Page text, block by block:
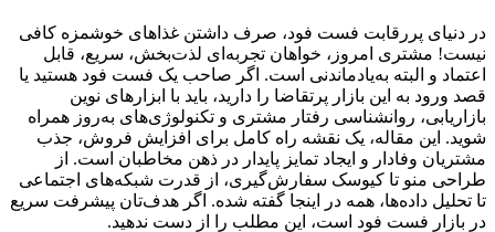
در دنیای پررقابت فست فود، صرف داشتن غذاهای خوشمزه کافی
نیست! مشتری امروز، خواهان تجربه‌ای لذت‌بخش، سریع، قابل
اعتماد و البته به‌یادماندنی است. اگر صاحب یک فست فود هستید یا
قصد ورود به این بازار پرتقاضا را دارید، باید با ابزارهای نوین
بازاریابی، روانشناسی رفتار مشتری و تکنولوژی‌های به‌روز همراه
شوید. این مقاله، یک نقشه راه کامل برای افزایش فروش، جذب
مشتریان وفادار و ایجاد تمایز پایدار در ذهن مخاطبان است. از
طراحی منو تا کیوسک سفارش‌گیری، از قدرت شبکه‌های اجتماعی
تا تحلیل داده‌ها، همه در اینجا گفته شده. اگر هدف‌تان پیشرفت سریع
در بازار فست فود است، این مطلب را از دست ندهید.